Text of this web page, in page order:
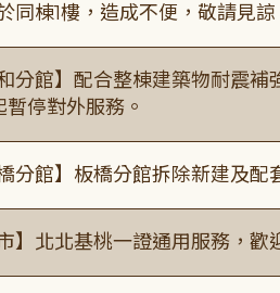
同棟1樓，造成不便，敬請見諒
和分館】配合整棟建築物耐震補
暫停對外服務。
橋分館】板橋分館拆除新建及配
市】北北基桃一證通用服務，歡